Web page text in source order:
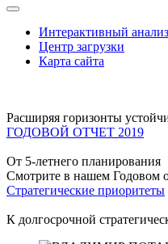
Интерактивный анализ
Центр загрузки
Карта сайта
Расширяя горизонты
ГОДОВОЙ ОТЧЕТ 2019
От 5-летнего планирования
Смотрите в нашем Годовом
Стратегические приоритеты
К долгосрочной